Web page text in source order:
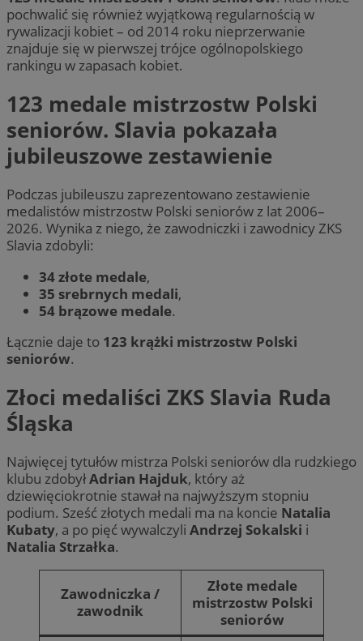
pochwalić się również wyjątkową regularnością w
rywalizacji kobiet – od 2014 roku nieprzerwanie
znajduje się w pierwszej trójce ogólnopolskiego
rankingu w zapasach kobiet.
123 medale mistrzostw Polski
seniorów. Slavia pokazała
jubileuszowe zestawienie
Podczas jubileuszu zaprezentowano zestawienie
medalistów mistrzostw Polski seniorów z lat 2006–
2026. Wynika z niego, że zawodniczki i zawodnicy ZKS
Slavia zdobyli:
34 złote medale,
35 srebrnych medali,
54 brązowe medale.
Łącznie daje to 123 krążki mistrzostw Polski
seniorów.
Złoci medaliści ZKS Slavia Ruda
Śląska
Najwięcej tytułów mistrza Polski seniorów dla rudzkiego
klubu zdobyłAdrian Hajduk, który aż
dziewięciokrotnie stawał na najwyższym stopniu
podium. Sześć złotych medali ma na koncie Natalia
Kubaty, a po pięć wywalczyli Andrzej Sokalski i
Natalia Strzałka.
Zawodniczka /
zawodnik
Złote medale
mistrzostw Polski
seniorów